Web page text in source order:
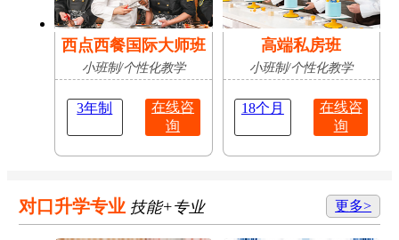
西点西餐国际大师班
小班制/个性化教学
3年制
在线咨
询
高端私房班
小班制/个性化教学
18个月
在线咨
询
对口升学专业 技能+专业 更多>